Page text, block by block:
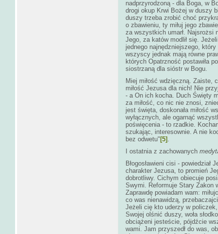
nadprzyrodzoną - dla Boga, w
drogi okup Krwi Bożej w duszy
duszy trzeba zrobić choć
o zbawieniu, ty miłuj jego
za wszystkich umarł. Najsrożsi
Jego, za katów modlił się.
jednego najnędzniejszego,
wszyscy jednak mają równe
których Opatrzność postawiła
siostrzaną dla sióstr w Bogu.
Miej miłość wdzięczną.
miłość Jezusa dla nich! Nie
- a On ich kocha. Duch Święty
za miłość, co nic nie znosi,
jest święta, doskonała miłość
wyłącznych, ale ogarnąć
poświęcenia - to rzadkie.
szukając, interesownie. A nie
bez odwetu" [5] .
I ostatnia z zachowanych
Błogosławieni cisi - powiedział
charakter Jezusa, to promień
dobrotliwy. Cichym obiecuje
Swymi. Reformuje Stary Zakon
Zaprawdę powiadam wam:
co was nienawidzą,
Jeżeli cię kto uderzy w
Swojej olśnić duszy, woła
obciążeni jesteście, pójdźcie
wami. Jam przyszedł do was,